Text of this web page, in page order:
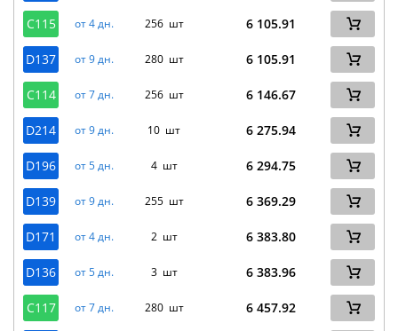
C115 от 4 дн. 256 шт 6 105.91
D137 от 9 дн. 280 шт 6 105.91
C114 от 7 дн. 256 шт 6 146.67
D214 от 9 дн. 10 шт 6 275.94
D196 от 5 дн. 4 шт 6 294.75
D139 от 9 дн. 255 шт 6 369.29
D171 от 4 дн. 2 шт 6 383.80
D136 от 5 дн. 3 шт 6 383.96
C117 от 7 дн. 280 шт 6 457.92